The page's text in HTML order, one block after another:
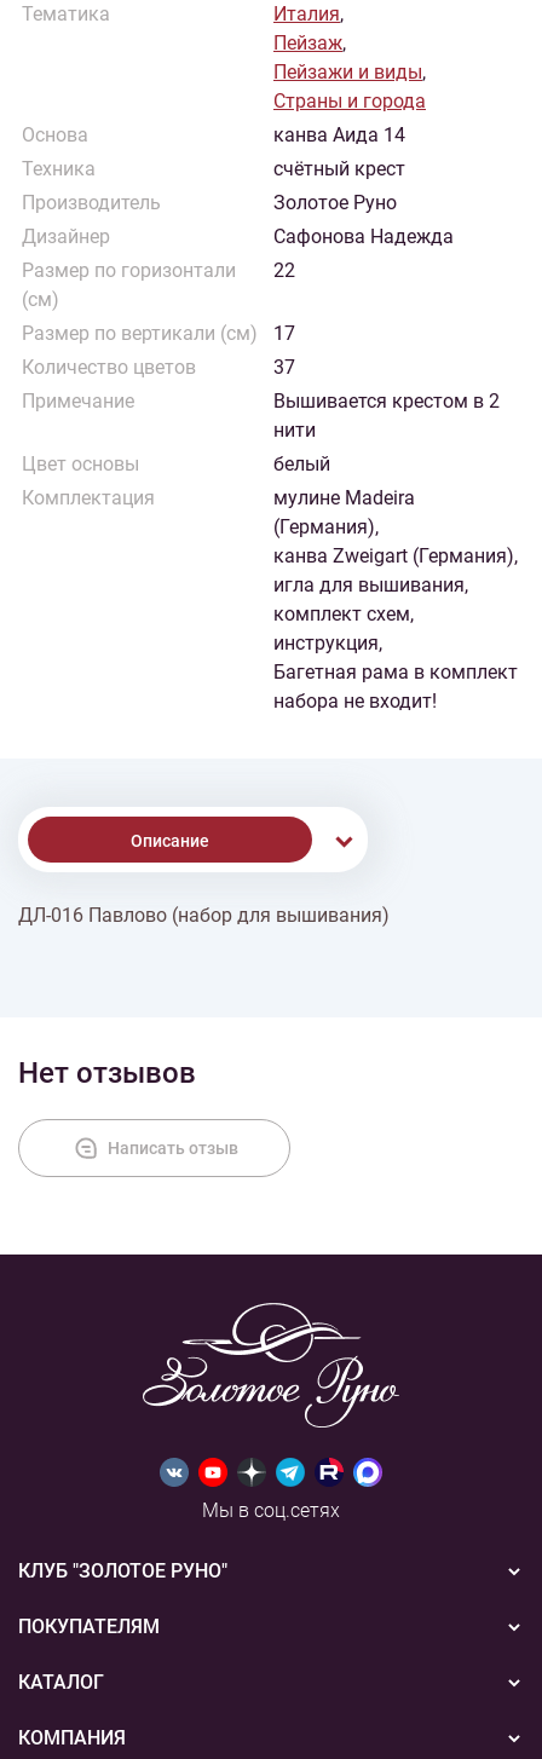
Тематика
Италия,
Пейзаж,
Пейзажи и виды,
Страны и города
Основа
канва Аида 14
Техника
счётный крест
Производитель
Золотое Руно
Дизайнер
Сафонова Надежда
Размер по горизонтали
(см)
22
Размер по вертикали (см)
17
Количество цветов
37
Примечание
Вышивается крестом в 2
нити
Цвет основы
белый
Комплектация
мулине Madeira
(Германия),
канва Zweigart (Германия),
игла для вышивания,
комплект схем,
инструкция,
Багетная рама в комплект
набора не входит!
Описание
Доставка
ДЛ-016 Павлово (набор для вышивания)
Нет отзывов
Написать отзыв
Мы в соц.сетях
КЛУБ "ЗОЛОТОЕ РУНО"
Новости
Акции
ПОКУПАТЕЛЯМ
Бонусная система
Подарочные сертификаты
КАТАЛОГ
Вышивка
КОМПАНИЯ